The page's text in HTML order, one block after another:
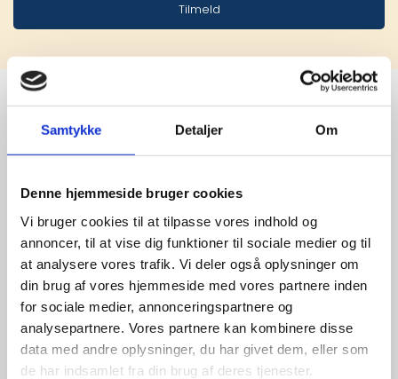
Samtykke Detaljer Om
Denne hjemmeside bruger cookies
Vi bruger cookies til at tilpasse vores indhold og
annoncer, til at vise dig funktioner til sociale medier og til
at analysere vores trafik. Vi deler også oplysninger om
din brug af vores hjemmeside med vores partnere inden
for sociale medier, annonceringspartnere og
analysepartnere. Vores partnere kan kombinere disse
data med andre oplysninger, du har givet dem, eller som
de har indsamlet fra din brug af deres tjenester.
Tilmeld
Stærke
leverandører
giver større
udvalg
For at sikre høj kvalitet og stor
leveringssikkerhed samarbejder vi
med de største og mest
anerkendte leverandører inden for